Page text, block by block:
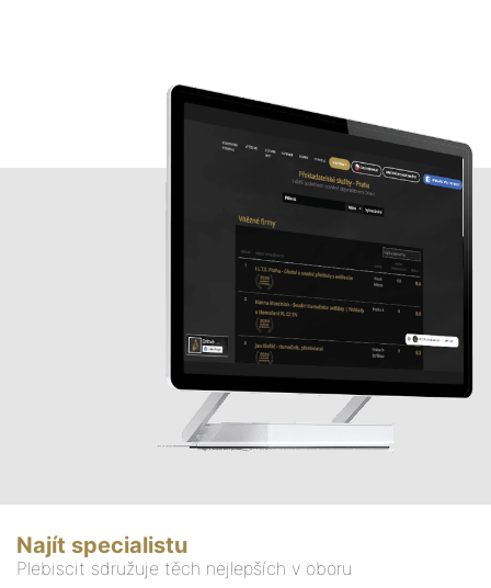
Najít specialistu
Plebiscit sdružuje těch nejlepších v oboru